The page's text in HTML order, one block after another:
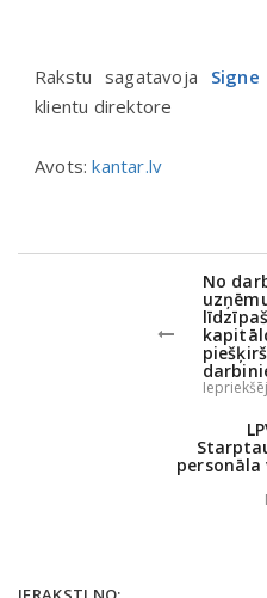
Rakstu sagatavoja
klientu direktore
Avots:kantar.lv
No
personāla